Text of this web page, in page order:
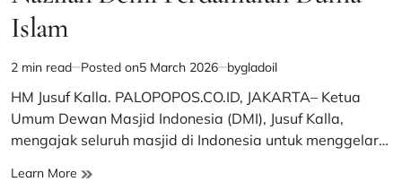
Islam
Estimated
read
time
2 min read Posted on5 March 2026 bygladoil
HM Jusuf Kalla. PALOPOPOS.CO.ID, JAKARTA– Ketua
Umum Dewan Masjid Indonesia (DMI), Jusuf Kalla,
mengajak seluruh masjid di Indonesia untuk menggelar…
Learn More Jusuf